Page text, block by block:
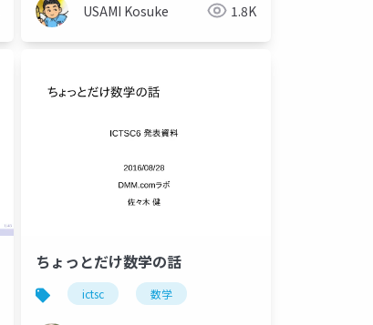
USAMI Kosuke 1.8K
ちょっとだけ数学の話
ictsc 数学